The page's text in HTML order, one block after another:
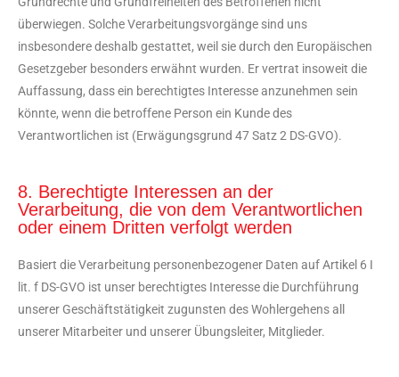
überwiegen. Solche Verarbeitungsvorgänge sind uns
insbesondere deshalb gestattet, weil sie durch den Europäischen
Gesetzgeber besonders erwähnt wurden. Er vertrat insoweit die
Auffassung, dass ein berechtigtes Interesse anzunehmen sein
könnte, wenn die betroffene Person ein Kunde des
Verantwortlichen ist (Erwägungsgrund 47 Satz 2 DS-GVO).
8. Berechtigte Interessen an der
Verarbeitung, die von dem Verantwortlichen
oder einem Dritten verfolgt werden
Basiert die Verarbeitung personenbezogener Daten auf Artikel 6 I
lit. f DS-GVO ist unser berechtigtes Interesse die Durchführung
unserer Geschäftstätigkeit zugunsten des Wohlergehens all
unserer Mitarbeiter und unserer Übungsleiter, Mitglieder.